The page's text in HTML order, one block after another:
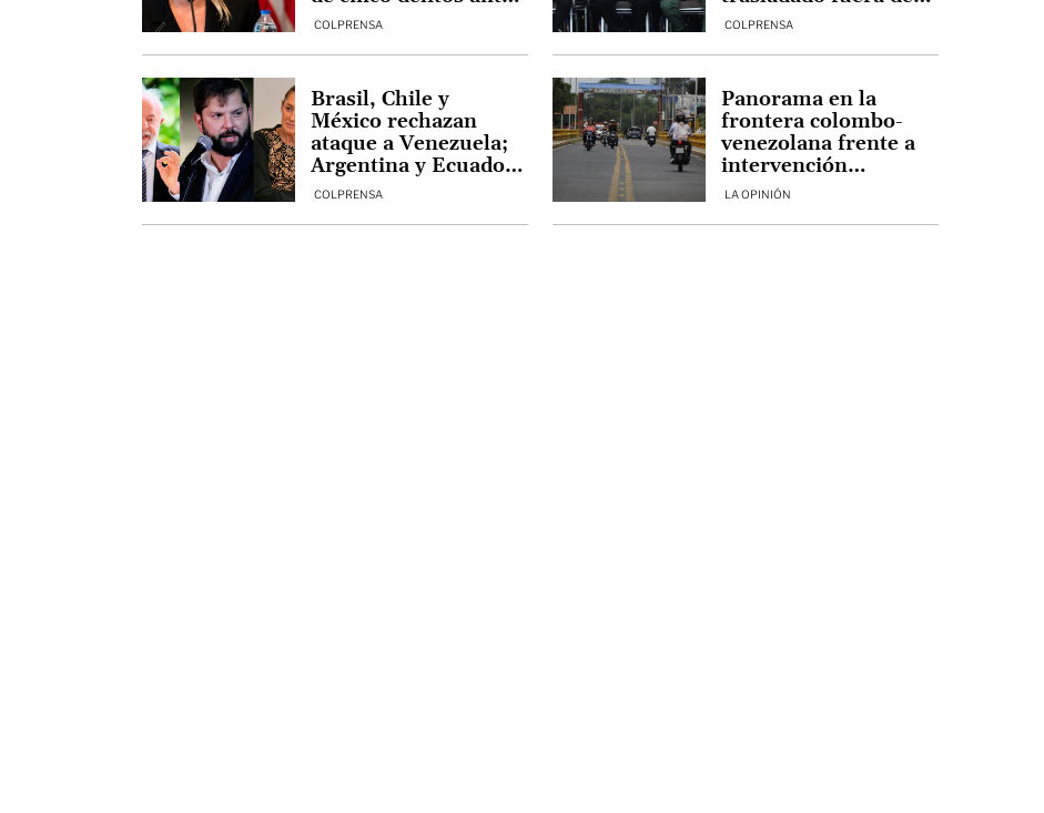
COLPRENSA
el Distrito Sur de
COLPRENSA
Venezuela
COLPRENSA
Brasil, Chile y
México rechazan
ataque a Venezuela;
Argentina y Ecuador
celebran
LA OPINIÓN
Panorama en la
frontera colombo-
venezolana frente a
intervención
estadounidense en